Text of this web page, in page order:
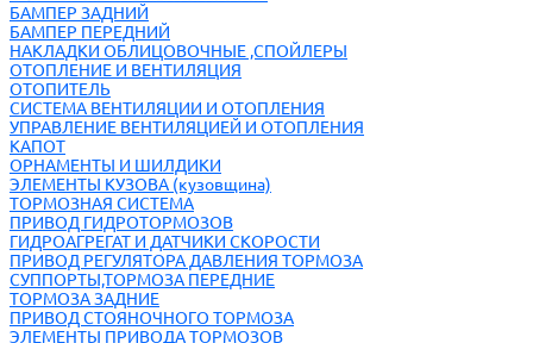
БАМПЕР ЗАДНИЙ
БАМПЕР ПЕРЕДНИЙ
НАКЛАДКИ ОБЛИЦОВОЧНЫЕ ,СПОЙЛЕРЫ
ОТОПЛЕНИЕ И ВЕНТИЛЯЦИЯ
ОТОПИТЕЛЬ
СИСТЕМА ВЕНТИЛЯЦИИ И ОТОПЛЕНИЯ
УПРАВЛЕНИЕ ВЕНТИЛЯЦИЕЙ И ОТОПЛЕНИЯ
КАПОТ
ОРНАМЕНТЫ И ШИЛДИКИ
ЭЛЕМЕНТЫ КУЗОВА (кузовщина)
ТОРМОЗНАЯ СИСТЕМА
ПРИВОД ГИДРОТОРМОЗОВ
ГИДРОАГРЕГАТ И ДАТЧИКИ СКОРОСТИ
ПРИВОД РЕГУЛЯТОРА ДАВЛЕНИЯ ТОРМОЗА
СУППОРТЫ,ТОРМОЗА ПЕРЕДНИЕ
ТОРМОЗА ЗАДНИЕ
ПРИВОД СТОЯНОЧНОГО ТОРМОЗА
ЭЛЕМЕНТЫ ПРИВОДА ТОРМОЗОВ